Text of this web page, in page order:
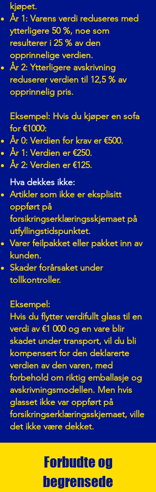
kjøpet.
År 1: Varens verdi reduseres med
ytterligere 50 %, noe som
resulterer i 25 % av den
opprinnelige verdien.
År 2: Ytterligere avskrivning
reduserer verdien til 12,5 % av
opprinnelig pris.
Eksempel: Hvis du kjøper en sofa
for €1000:
År 0: Verdien for krav er €500.
År 1: Verdien er €250.
År 2: Verdien er €125.
Hva dekkes ikke:
Artikler som ikke er eksplisitt
oppført på
forsikringserklæringsskjemaet på
utfyllingstidspunktet.
Varer feilpakket eller pakket inn av
kunden.
Skader forårsaket under
tollkontroller.
Eksempel:
Hvis du flytter verdifullt glass til en
verdi av €1 000 og en vare blir
skadet under transport, vil du bli
kompensert for den deklarerte
verdien av den varen, med
forbehold om riktig emballasje og
avskrivningsmodellen. Men hvis
glasset ikke var oppført på
forsikringserklæringsskjemaet, ville
det ikke være dekket.
Forbudte og
begrensede